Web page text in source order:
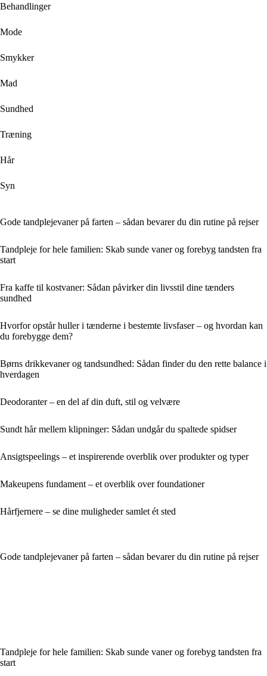
Behandlinger
Mode
Smykker
Mad
Sundhed
Træning
Hår
Syn
Gode tandplejevaner på farten – sådan bevarer du din rutine på rejser
Tandpleje for hele familien: Skab sunde vaner og forebyg tandsten fra
start
Fra kaffe til kostvaner: Sådan påvirker din livsstil dine tænders
sundhed
Hvorfor opstår huller i tænderne i bestemte livsfaser – og hvordan kan
du forebygge dem?
Børns drikkevaner og tandsundhed: Sådan finder du den rette balance i
hverdagen
Deodoranter – en del af din duft, stil og velvære
Sundt hår mellem klipninger: Sådan undgår du spaltede spidser
Ansigtspeelings – et inspirerende overblik over produkter og typer
Makeupens fundament – et overblik over foundationer
Hårfjernere – se dine muligheder samlet ét sted
Gode tandplejevaner på farten – sådan bevarer du din rutine på rejser
Tandpleje for hele familien: Skab sunde vaner og forebyg tandsten fra
start